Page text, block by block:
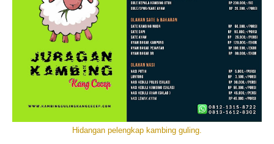
Hidangan pelengkap kambing guling.